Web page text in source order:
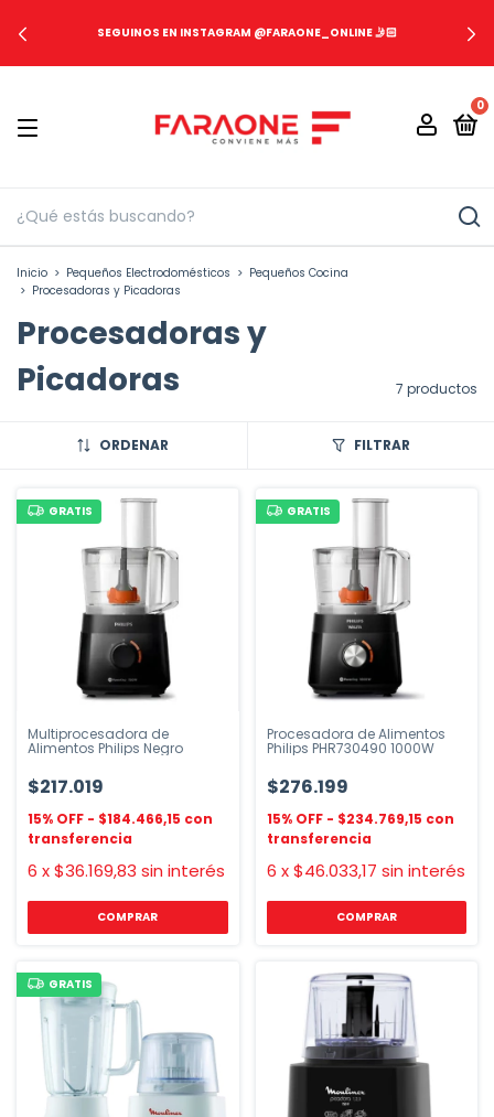
SEGUINOS EN INSTAGRAM @FARAONE_ONLINE 🤳🏻
0
Inicio > Pequeños Electrodomésticos > Pequeños Cocina
> Procesadoras y Picadoras
Procesadoras y
Picadoras
7 productos
ORDENAR FILTRAR
GRATIS
Multiprocesadora de
Alimentos Philips Negro
$217.019
$184.466,15
6 x$36.169,83 sin interés
GRATIS
Procesadora de Alimentos
Philips PHR730490 1000W
$276.199
$234.769,15
6 x$46.033,17 sin interés
GRATIS